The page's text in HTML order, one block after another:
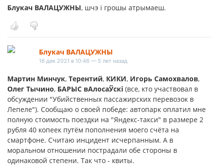
Блукач ВАЛАЦУЖНЫ, шчэ i грошы атрымаеш.
Блукач ВАЛАЦУЖНЫ
16 дек 2021 в 10:46 — 5 лет назад
Мартин Минчук, Терентий, КИКИ, Игорь Самохвалов,
Олег Тычино, БАРЫС вАлосаЎскі (все, кто участвовал в
обсуждении "Убийственных пассажирских перевозок в
Лепеле"). Сообщаю о своей победе: автопарк оплатил мне
полную стоимость поездки на "Яндекс-такси" в размере 2
рубля 40 копеек путём пополнения моего счёта на
смартфоне. Считаю инцидент исчерпанным. А в
моральном отношении пострадали обе стороны в
одинаковой степени. Так что - квиты.